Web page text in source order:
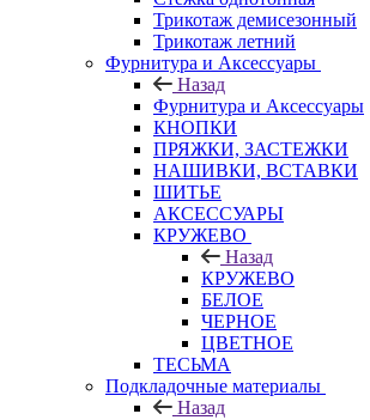
Трикотаж демисезонный
Трикотаж летний
Фурнитура и Аксессуары
Назад
Фурнитура и Аксессуары
КНОПКИ
ПРЯЖКИ, ЗАСТЕЖКИ
НАШИВКИ, ВСТАВКИ
ШИТЬЕ
АКСЕССУАРЫ
КРУЖЕВО
Назад
КРУЖЕВО
БЕЛОЕ
ЧЕРНОЕ
ЦВЕТНОЕ
ТЕСЬМА
Подкладочные материалы
Назад